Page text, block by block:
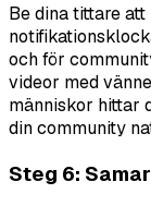
Be dina tittare
och för
videor med
människor hittar
din community
Steg 6: